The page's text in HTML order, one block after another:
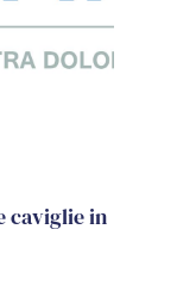
caviglie in